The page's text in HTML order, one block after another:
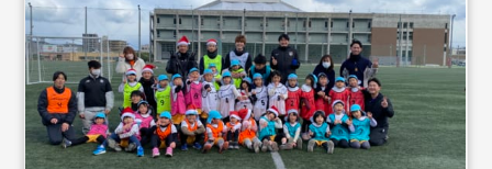
...続きを読む